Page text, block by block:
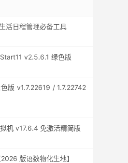
活日程管理必备工具
v2.5.6.1 绿色版
版 v1.7.22619 / 1.7.22742
机 v17.6.4 免激活精简版
版语数物化生地】